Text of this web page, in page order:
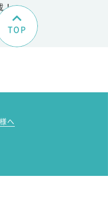
！
TOP
へ